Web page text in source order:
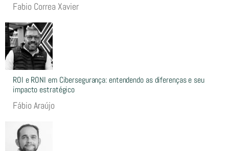
Fabio Correa Xavier
ROI e RONI em Cibersegurança: entendendo as diferenças e seu
impacto estratégico
Fábio Araújo